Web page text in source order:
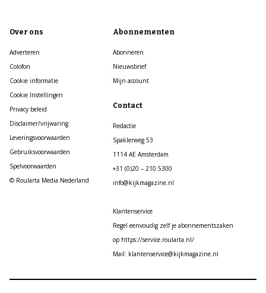
Over ons
Adverteren
Colofon
Cookie informatie
Cookie Instellingen
Privacy beleid
Disclaimer/vrijwaring
Leveringsvoorwaarden
Gebruiksvoorwaarden
Spelvoorwaarden
© Roularta Media Nederland
Abonnementen
Abonneren
Nieuwsbrief
Mijn account
Contact
Redactie
Spaklerweg 53
1114 AE Amsterdam
+31 (0)20 – 210 5300
info@kijkmagazine.nl
Klantenservice
Regel eenvoudig zelf je abonnementszaken
op https://service.roularta.nl/
Mail: klantenservice@kijkmagazine.nl